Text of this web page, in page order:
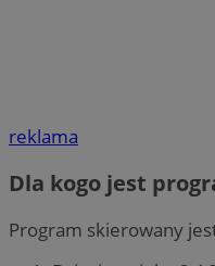
reklama
Dla kogo jest
Program skierowany